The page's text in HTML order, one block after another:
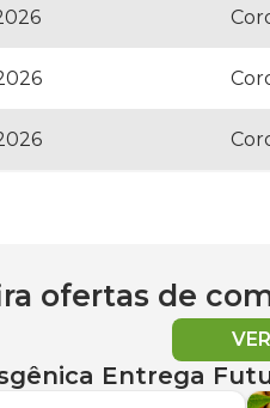
ofertas de
Entrega